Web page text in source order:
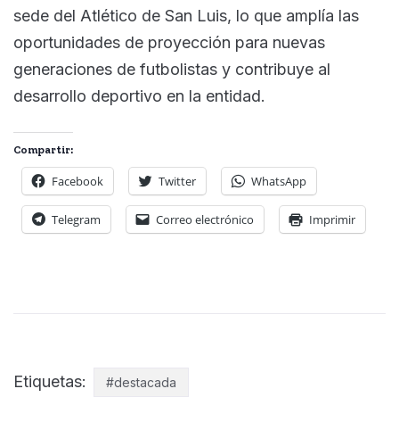
sede del Atlético de San Luis, lo que amplía las
oportunidades de proyección para nuevas
generaciones de futbolistas y contribuye al
desarrollo deportivo en la entidad.
Compartir:
Facebook Twitter WhatsApp
Telegram Correo electrónico Imprimir
Etiquetas: #destacada